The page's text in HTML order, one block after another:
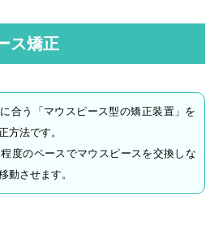
ス矯正
合う「マウスピース型の矯正装置」を
方法です。
度のペースでマウスピースを交換しな
動させます。